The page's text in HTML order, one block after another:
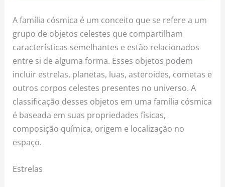
A família cósmica é um conceito que se refere a um
grupo de objetos celestes que compartilham
características semelhantes e estão relacionados
entre si de alguma forma. Esses objetos podem
incluir estrelas, planetas, luas, asteroides, cometas e
outros corpos celestes presentes no universo. A
classificação desses objetos em uma família cósmica
é baseada em suas propriedades físicas,
composição química, origem e localização no
espaço.
Estrelas